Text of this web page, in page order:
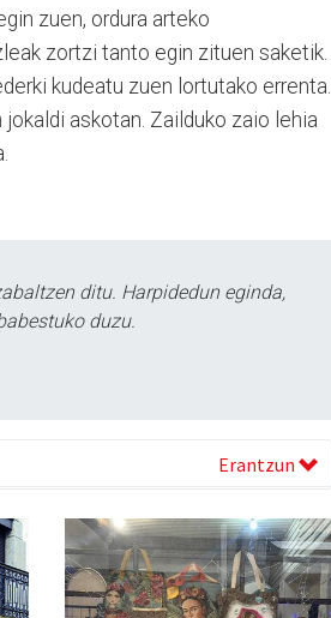
zuen, ordura arteko
zortzi tanto egin zituen saketik.
kudeatu zuen lortutako errenta.
askotan. Zailduko zaio lehia
ditu. Harpidedun eginda,
duzu.
Erantzun